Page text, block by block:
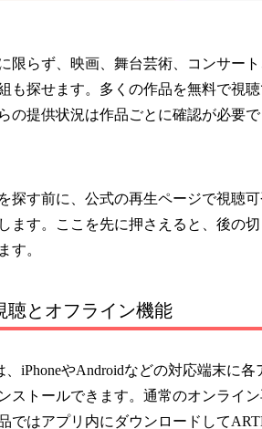
限らず、映画、舞台芸術、コンサー
も探せます。多くの作品を無料で視
の提供状況は作品ごとに確認が必要で
探す前に、公式の再生ページで視聴
ます。ここを先に押さえると、後の
す。
聴とオフライン機能
iPhoneやAndroidなどの対応端末に各
ストールできます。通常のオンライ
ではアプリ内にダウンロードして